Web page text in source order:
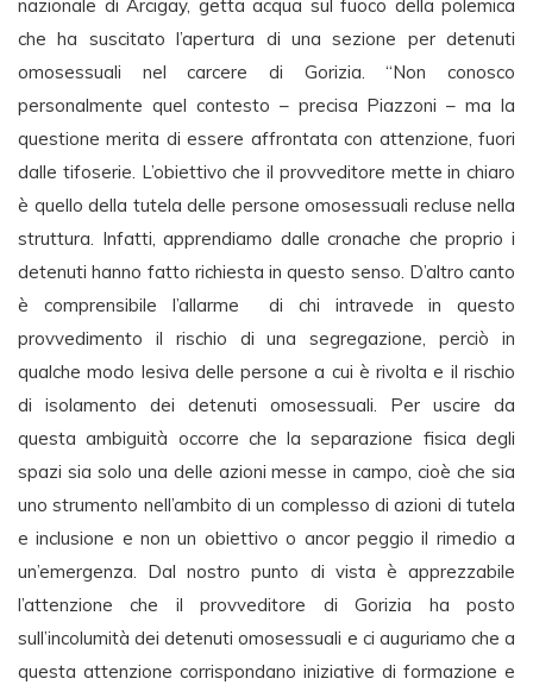
nazionale di Arcigay, getta acqua sul fuoco della polemica
che ha suscitato l’apertura di una sezione per detenuti
omosessuali nel carcere di Gorizia. “Non conosco
personalmente quel contesto – precisa Piazzoni – ma la
questione merita di essere affrontata con attenzione, fuori
dalle tifoserie. L’obiettivo che il provveditore mette in chiaro
è quello della tutela delle persone omosessuali recluse nella
struttura. Infatti, apprendiamo dalle cronache che proprio i
detenuti hanno fatto richiesta in questo senso. D’altro canto
è comprensibile l’allarme di chi intravede in questo
provvedimento il rischio di una segregazione, perciò in
qualche modo lesiva delle persone a cui è rivolta e il rischio
di isolamento dei detenuti omosessuali. Per uscire da
questa ambiguità occorre che la separazione fisica degli
spazi sia solo una delle azioni messe in campo, cioè che sia
uno strumento nell’ambito di un complesso di azioni di tutela
e inclusione e non un obiettivo o ancor peggio il rimedio a
un’emergenza. Dal nostro punto di vista è apprezzabile
l’attenzione che il provveditore di Gorizia ha posto
sull’incolumità dei detenuti omosessuali e ci auguriamo che a
questa attenzione corrispondano iniziative di formazione e